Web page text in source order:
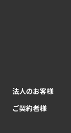
法人のお客様
ご契約者様